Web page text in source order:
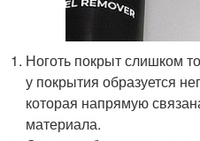
Ноготь покрыт слишком
у покрытия образуется
которая напрямую
материала.